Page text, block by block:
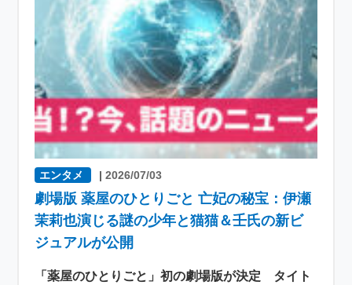
エンタメ |2026/07/03
劇場版 薬屋のひとりごと 亡妃の秘宝：伊瀬
茉莉也演じる謎の少年と猫猫＆壬氏の新ビ
ジュアルが公開
「薬屋のひとりごと」初の劇場版が決定 タイト